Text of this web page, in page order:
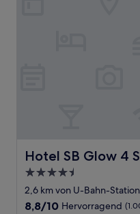
Hotel SB Glow 4
Hotel SB Glow 4 Sup
4.5-
Sterne-
Unterkunft
2,6 km von U-Bahn-
8.8
8,8/10 Hervorragend